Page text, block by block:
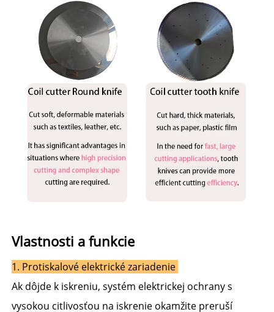
Vlastnosti a funkcie
1. Protiskalové elektrické zariadenie
Ak dôjde k iskreniu, systém elektrickej ochrany s
vysokou citlivosťou na iskrenie okamžite preruší